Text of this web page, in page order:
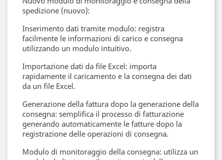
spedizione (nuovo):
Inserimento dati tramite modulo: registra
facilmente le informazioni di carico e consegna
utilizzando un modulo intuitivo.
Importazione dati da file Excel: importa
rapidamente il caricamento e la consegna dei dati
da un file Excel.
Generazione della fattura dopo la generazione della
consegna: semplifica il processo di fatturazione
generando automaticamente le fatture dopo la
registrazione delle operazioni di consegna.
Modulo di monitoraggio della consegna: utilizza un